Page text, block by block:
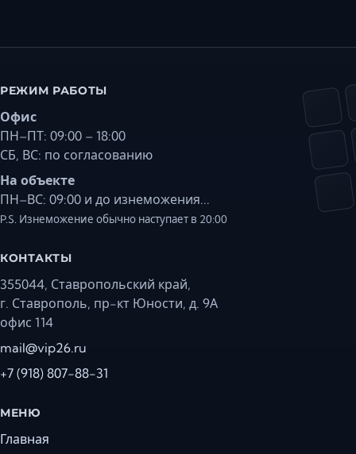
РЕЖИМ РАБОТЫ
Офис
ПН–ПТ: 09:00 – 18:00
СБ, ВС: по согласованию
На объекте
ПН–ВС: 09:00 и до изнеможения...
P.S. Изнеможение обычно наступает в 20:00
КОНТАКТЫ
355044, Ставропольский край,
г. Ставрополь, пр-кт Юности, д. 9А
офис 114
mail@vip26.ru
+7 (918) 807-88-31
МЕНЮ
Главная